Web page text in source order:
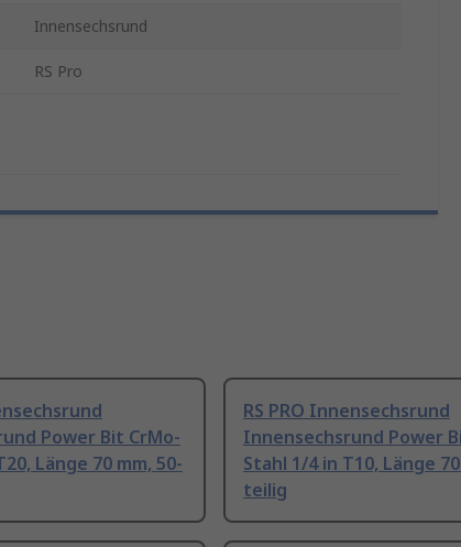
Innensechsrund
RS Pro
Power Bit CrMo-
Länge 70 mm, 50-
RS PRO Innensechsrund
Innensechsrund Power
Stahl 1/4 in T10, Länge
teilig